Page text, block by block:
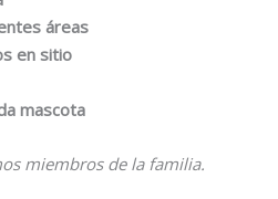
áreas
en sitio
mascota
miembros de la familia.